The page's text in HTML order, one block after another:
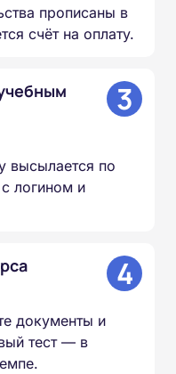
прописаны в
счёт на оплату.
3
высылается по
логином и
4
документы и
тест — в